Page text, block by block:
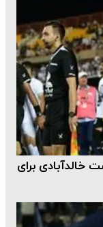
خالدآبادی برای